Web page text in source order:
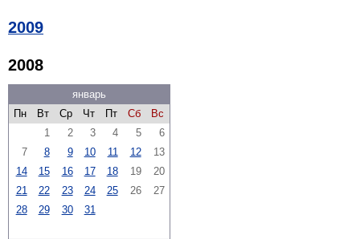
2009
2008
январь
Пн
Вт Ср Чт Пт Сб
Вс
1
2 3 4 5
6
7
8 9 10 11 12
13
14
15 16 17 18 19
20
21
22 23 24 25 26
27
28
29 30 31